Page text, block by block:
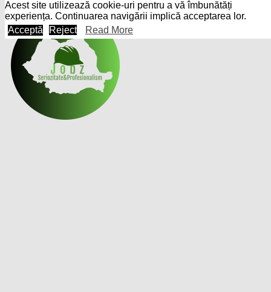
Skip
to
content
Acest site utilizează cookie-uri pentru a vă îmbunătăți
experiența. Continuarea navigării implică acceptarea lor.
Acceptă
Reject Read More